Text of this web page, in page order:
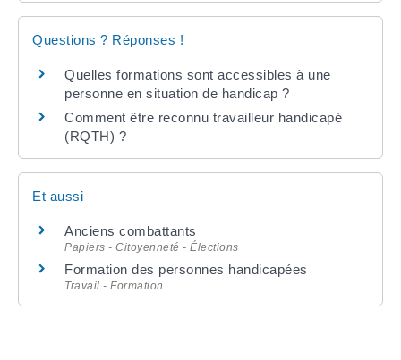
Questions ? Réponses !
Quelles formations sont accessibles à une
personne en situation de handicap ?
Comment être reconnu travailleur handicapé
(RQTH) ?
Et aussi
Anciens combattants
Papiers - Citoyenneté - Élections
Formation des personnes handicapées
Travail - Formation